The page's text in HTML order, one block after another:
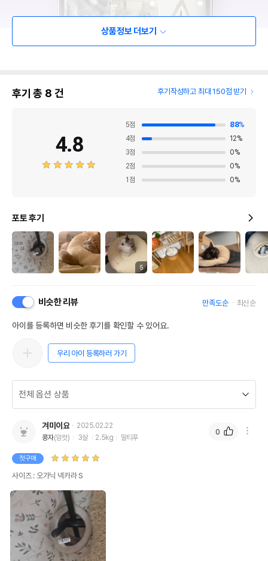
상품정보 더보기
후기 총 8 건 후기작성하고 최대 150점 받기
4.8
5점 88%
4점 12%
3점 0%
2점 0%
1 점 0%
포토 후기
5
비슷한 리뷰 만족도순 최신순
아이를 등록하면 비슷한 후기를 확인할 수 있어요.
우리 아이 등록하러 가기
겨미이요
2025.02.22
콩자(암컷) 3살 2.5kg 말티푸
첫구매
사이즈 : 오가닉 넥카라 S
0